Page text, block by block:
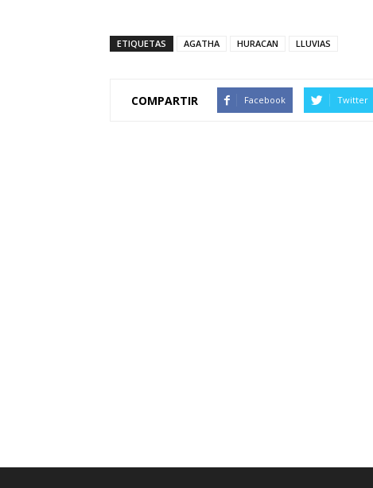
ETIQUETAS AGATHA HURACAN LLUVIAS
COMPARTIR Facebook Twitter